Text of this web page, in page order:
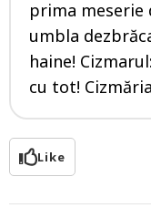
prima meserie
umbla
haine!
cu tot!
Like